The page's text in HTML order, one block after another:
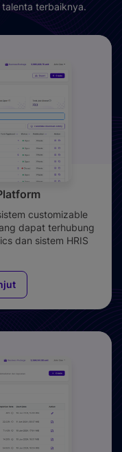
terbaiknya.
customizable
dapat terhubung
dan sistem HRIS